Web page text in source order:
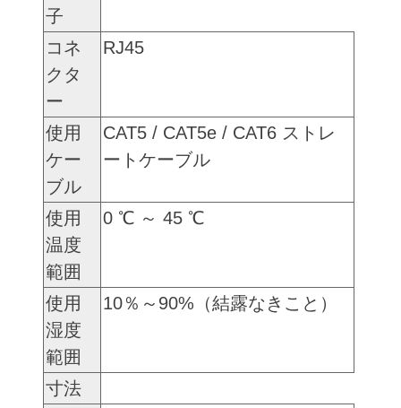
子
コネ
クタ
ー
RJ45
使用
ケー
ブル
CAT5 / CAT5e / CAT6 ストレ
ートケーブル
使用
温度
範囲
0 ℃ ～ 45 ℃
使用
湿度
範囲
10％～90%（結露なきこと）
寸法